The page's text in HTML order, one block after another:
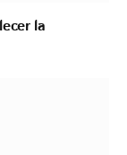
la